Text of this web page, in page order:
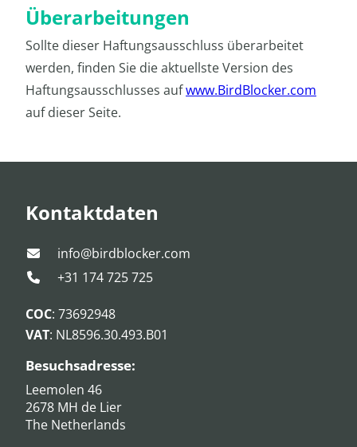
Überarbeitungen
Sollte dieser Haftungsausschluss überarbeitet
werden, finden Sie die aktuellste Version des
Haftungsausschlusses aufwww.BirdBlocker.com
auf dieser Seite.
Kontaktdaten
info@birdblocker.com
+31 174 725 725
COC: 73692948
VAT: NL8596.30.493.B01
Besuchsadresse:
Leemolen 46
2678 MH de Lier
The Netherlands